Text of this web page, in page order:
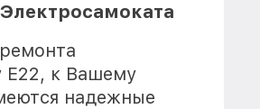
E22, к Вашему
надежные